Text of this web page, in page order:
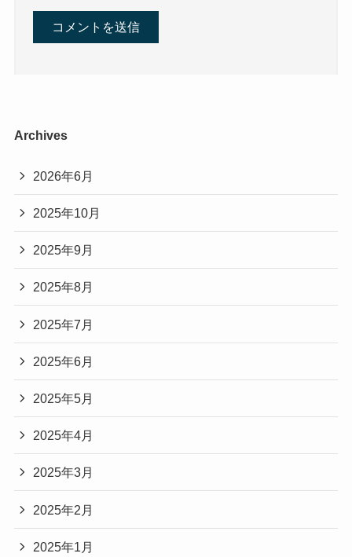
Archives
2026年6月
2025年10月
2025年9月
2025年8月
2025年7月
2025年6月
2025年5月
2025年4月
2025年3月
2025年2月
2025年1月